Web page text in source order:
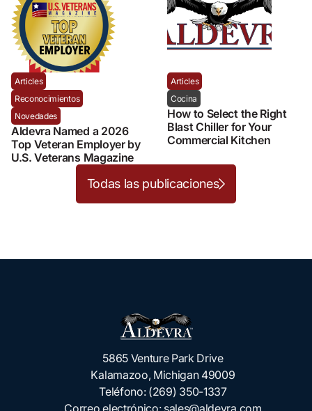
Articles
Reconocimientos
Novedades
Aldevra Named a 2026
Top Veteran Employer by
U.S. Veterans Magazine
Articles
Cocina
How to Select the Right
Blast Chiller for Your
Commercial Kitchen
Todas las publicaciones
5865 Venture Park Drive
Kalamazoo, Michigan 49009
Teléfono: (269) 350-1337
Correo electrónico: sales@aldevra.com